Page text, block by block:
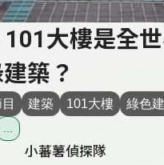
大樓是全
築？
建築 101大樓 綠色
...
小蕃薯偵探隊